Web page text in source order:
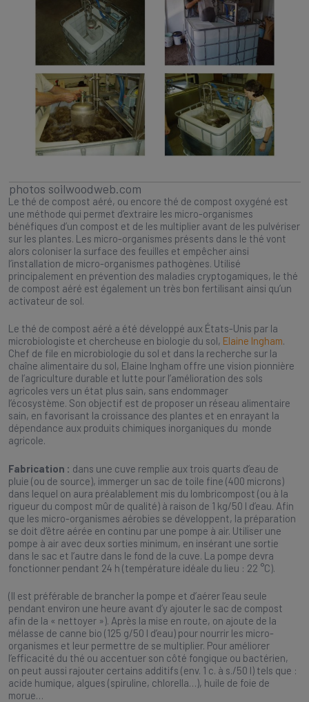
photos soilwoodweb.com
Le thé de compost aéré, ou encore thé de compost oxygéné est
une méthode qui permet d’extraire les micro-organismes
bénéfiques d’un compost et de les multiplier avant de les pulvériser
sur les plantes. Les micro-organismes présents dans le thé vont
alors coloniser la surface des feuilles et empêcher ainsi
l’installation de micro-organismes pathogènes. Utilisé
principalement en prévention des maladies cryptogamiques, le thé
de compost aéré est également un très bon fertilisant ainsi qu’un
activateur de sol.
Le thé de compost aéré a été développé aux États-Unis par la
microbiologiste et chercheuse en biologie du sol, Elaine Ingham.
Chef de file en microbiologie du sol et dans la recherche sur la
chaîne alimentaire du sol, Elaine Ingham offre une vision pionnière
de l’agriculture durable et lutte pour l’amélioration des sols
agricoles vers un état plus sain, sans endommager
l’écosystème. Son objectif est de proposer un réseau alimentaire
sain, en favorisant la croissance des plantes et en enrayant la
dépendance aux produits chimiques inorganiques du monde
agricole.
Fabrication : dans une cuve remplie aux trois quarts d’eau de
pluie (ou de source), immerger un sac de toile fine (400 microns)
dans lequel on aura préalablement mis du lombricompost (ou à la
rigueur du compost mûr de qualité) à raison de 1 kg/50 l d’eau. Afin
que les micro-organismes aérobies se développent, la préparation
se doit d’être aérée en continu par une pompe à air. Utiliser une
pompe à air avec deux sorties minimum, en insérant une sortie
dans le sac et l’autre dans le fond de la cuve. La pompe devra
fonctionner pendant 24 h (température idéale du lieu : 22 °C).
(Il est préférable de brancher la pompe et d’aérer l’eau seule
pendant environ une heure avant d’y ajouter le sac de compost
afin de la « nettoyer »). Après la mise en route, on ajoute de la
mélasse de canne bio (125 g/50 l d’eau) pour nourrir les micro-
organismes et leur permettre de se multiplier. Pour améliorer
l’efficacité du thé ou accentuer son côté fongique ou bactérien,
on peut aussi rajouter certains additifs (env. 1 c. à s./50 l) tels que :
acide humique, algues (spiruline, chlorella…), huile de foie de
morue…